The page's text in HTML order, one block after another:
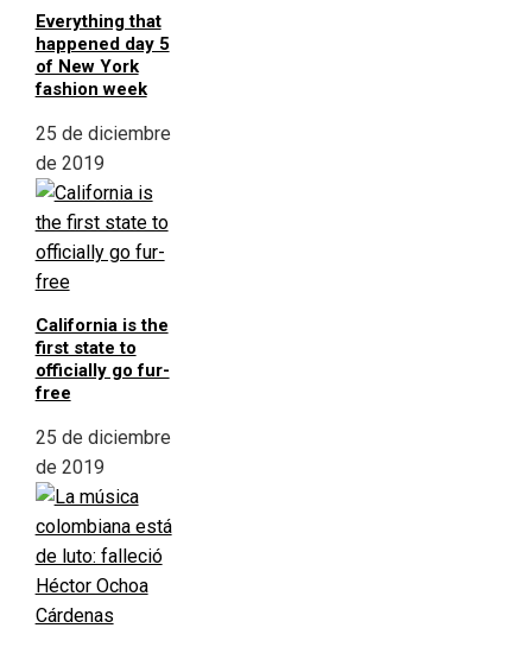
Everything that
happened day 5
of New York
fashion week
25 de diciembre
de 2019
California is the
first state to
officially go fur-
free
25 de diciembre
de 2019